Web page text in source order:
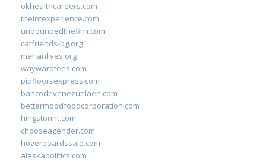
okhealthcareers.com
theintexperience.com
unboundedthefilm.com
catfriends-bg.org
marianlives.org
waywardtees.com
pidfloorsexpress.com
bancodevenezuelaen.com
bettermoodfoodcorporation.com
hingstonnt.com
chooseagender.com
hoverboardssale.com
alaskapolitics.com